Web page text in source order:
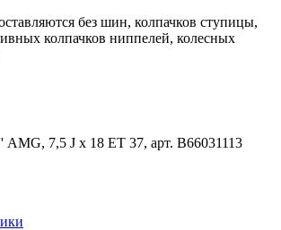
без шин, колпачков ступицы,
колпачков ниппелей, колесных
AMG, 7,5 J x 18 ET 37, арт. B66031113